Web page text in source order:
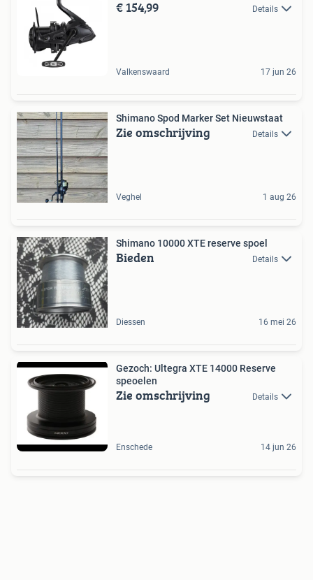
€ 154,99 Details
Valkenswaard 17 jun 26
Shimano Spod Marker Set Nieuwstaat
Zie omschrijving Details
Veghel 1 aug 26
Shimano 10000 XTE reserve spoel
Bieden Details
Diessen 16 mei 26
Gezoch: Ultegra XTE 14000 Reserve
speoelen
Zie omschrijving Details
Enschede 14 jun 26